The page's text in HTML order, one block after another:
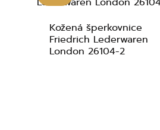
Kožená šperkovnice
Friedrich Lederwaren
London 26104-2